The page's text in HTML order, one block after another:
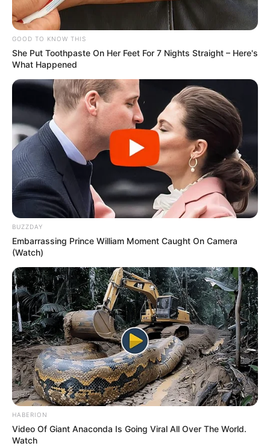
GOOD TO KNOW THIS
She Put Toothpaste On Her Feet For 7 Nights Straight – Here's
What Happened
BUZZDAY
Embarrassing Prince William Moment Caught On Camera
(Watch)
HABERION
Video Of Giant Anaconda Is Going Viral All Over The World.
Watch